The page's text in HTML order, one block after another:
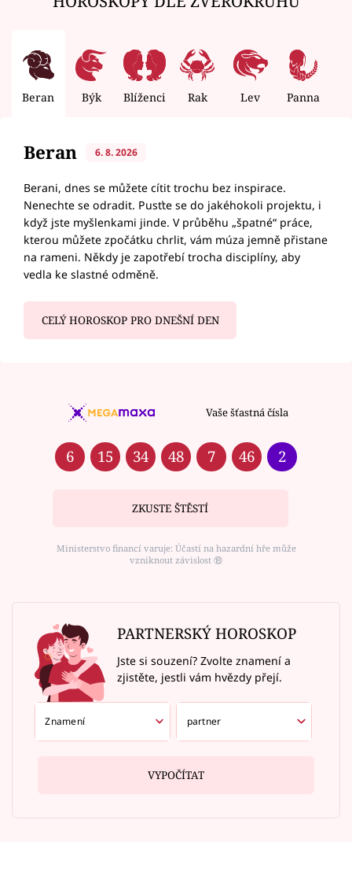
Beran Býk Blíženci Rak Lev Panna
Beran 6. 8. 2026
Berani, dnes se můžete cítit trochu bez inspirace.
Nenechte se odradit. Pusťte se do jakéhokoli projektu, i
když jste myšlenkami jinde. V průběhu „špatné“ práce,
kterou můžete zpočátku chrlit, vám múza jemně přistane
na rameni. Někdy je zapotřebí trocha disciplíny, aby
vedla ke slastné odměně.
CELÝ HOROSKOP PRO DNEŠNÍ DEN
Vaše šťastná čísla
6 15 34 48 7 46 2
ZKUSTE ŠTĚSTÍ
Ministerstvo financí varuje: Účastí na hazardní hře může
vzniknout závislost ⑱
PARTNERSKÝ HOROSKOP
Jste si souzení? Zvolte znamení a
zjistěte, jestli vám hvězdy přejí.
VYPOČÍTAT